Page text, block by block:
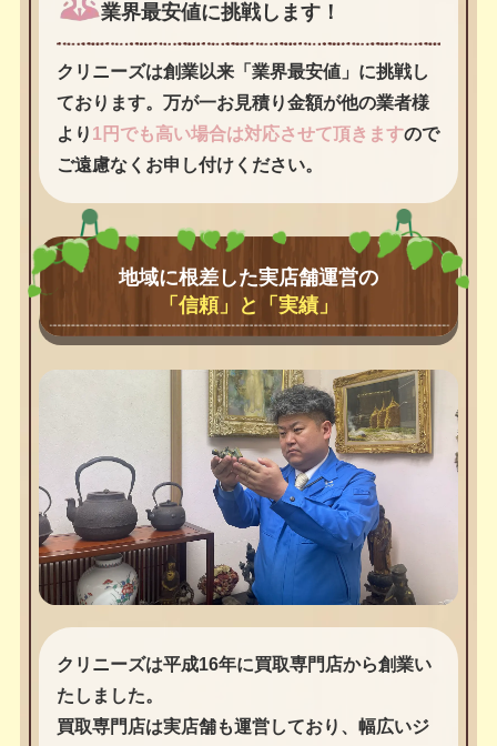
業界最安値に挑戦します！
クリニーズは創業以来「業界最安値」に挑戦し
ております。万が一お見積り金額が他の業者様
より 1円でも高い場合は対応させて頂きますので
ご遠慮なくお申し付けください。
地域に根差した実店舗運営の
「信頼」と「実績」
クリニーズは平成16年に買取専門店から創業い
たしました。
買取専門店は実店舗も運営しており、幅広いジ